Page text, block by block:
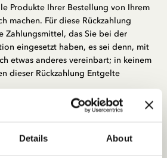
Details About
Produkte Ihrer Bestellung von Ihrem
machen. Für diese Rückzahlung
Zahlungsmittel, das Sie bei der
eingesetzt haben, es sei denn, mit
etwas anderes vereinbart; in keinem
dieser Rückzahlung Entgelte
verweigern, bis wir die Ware
oder bis Sie den Nachweis
Zeitpunkt ist.
und in jedem Fall spätestens